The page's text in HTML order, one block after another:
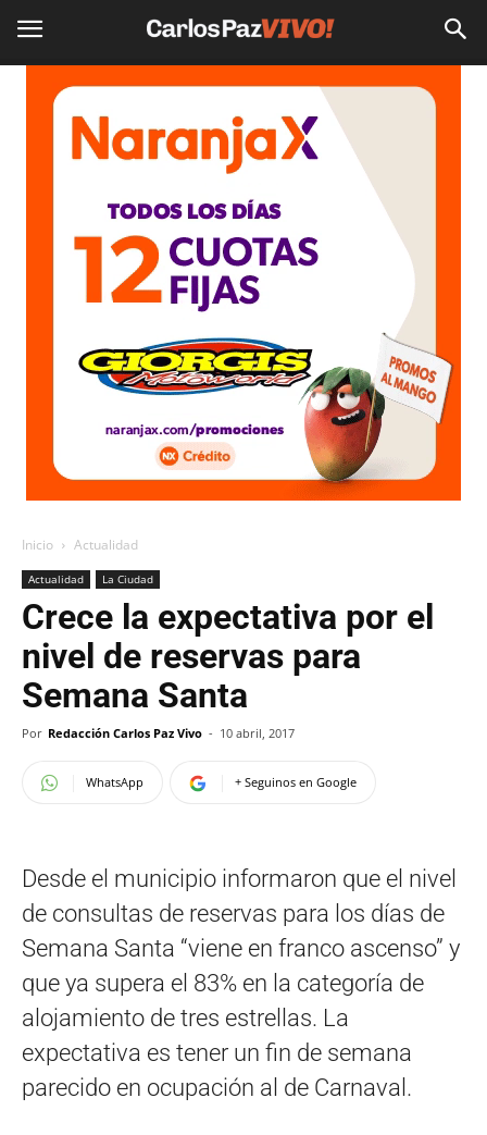
Inicio Actualidad
Actualidad La Ciudad
Crece la expectativa por el
nivel de reservas para
Semana Santa
Por Redacción Carlos Paz Vivo - 10 abril, 2017
WhatsApp + Seguinos en Google
Desde el municipio informaron que el nivel
de consultas de reservas para los días de
Semana Santa “viene en franco ascenso” y
que ya supera el 83% en la categoría de
alojamiento de tres estrellas. La
expectativa es tener un fin de semana
parecido en ocupación al de Carnaval.